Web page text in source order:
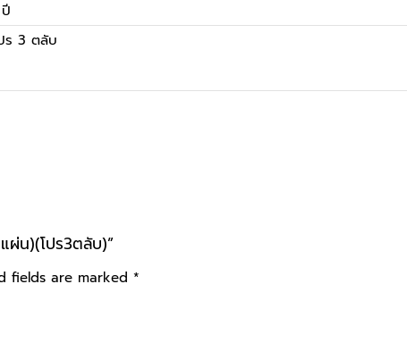
ร 3 ตลับ
ผ่น)(โปร3ตลับ)”
fields are marked *